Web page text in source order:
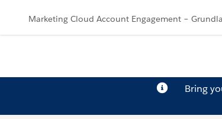
Marketing Cloud Account Engagement –
Bring